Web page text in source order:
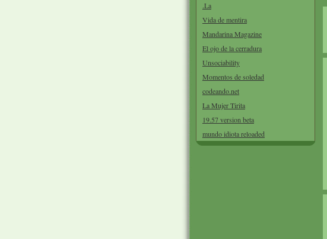
.La
Vida de mentira
Mandarina Magazine
El ojo de la cerradura
Unsociability
Momentos de soledad
codeando.net
La Mujer Tirita
19.57 version beta
mundo idiota reloaded